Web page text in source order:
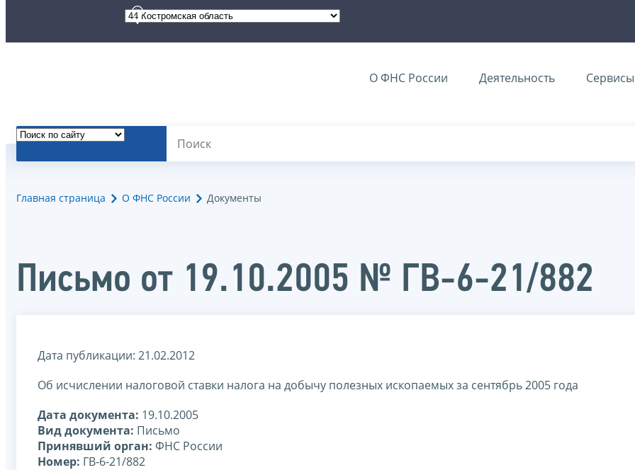
О ФНС России Деятельность Сервисы
Главная страница О ФНС России Документы
Письмо от 19.10.2005 № ГВ-6-21/882
Дата публикации: 21.02.2012
Об исчислении налоговой ставки налога на добычу полезных ископаемых за сентябрь 2005 года
Дата документа: 19.10.2005
Вид документа: Письмо
Принявший орган: ФНС России
Номер: ГВ-6-21/882